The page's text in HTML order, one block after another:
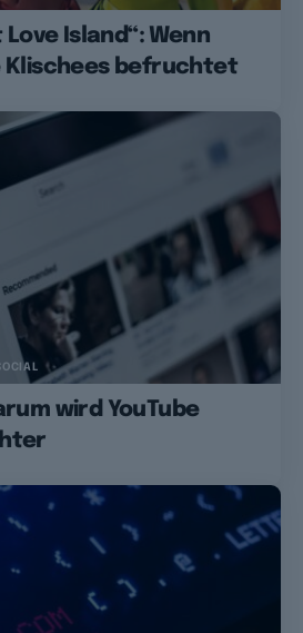
Love Island“: Wenn
Klischees befruchtet
wird YouTube